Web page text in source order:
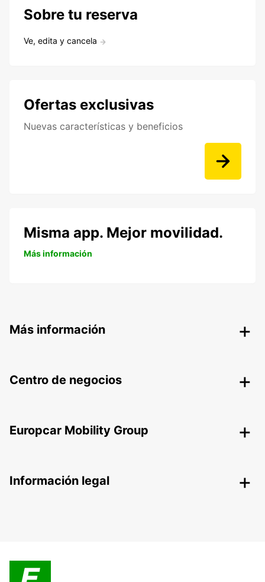
Sobre tu reserva
Ve, edita y cancela
Ofertas exclusivas
Nuevas características y beneficios
Misma app. Mejor movilidad.
Más información
Más información
Centro de negocios
Europcar Mobility Group
Información legal